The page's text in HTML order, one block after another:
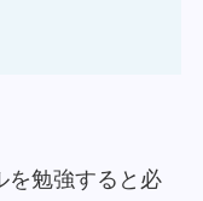
を勉強すると必